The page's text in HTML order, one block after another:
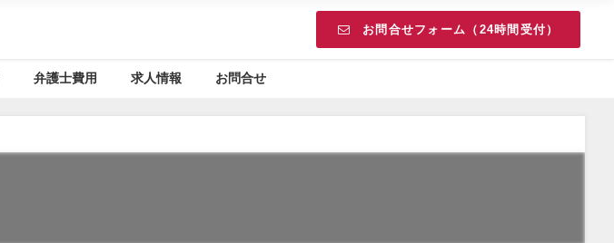
お問合せフォーム（24時間受付）
弁護士費用 求人情報 お問合せ